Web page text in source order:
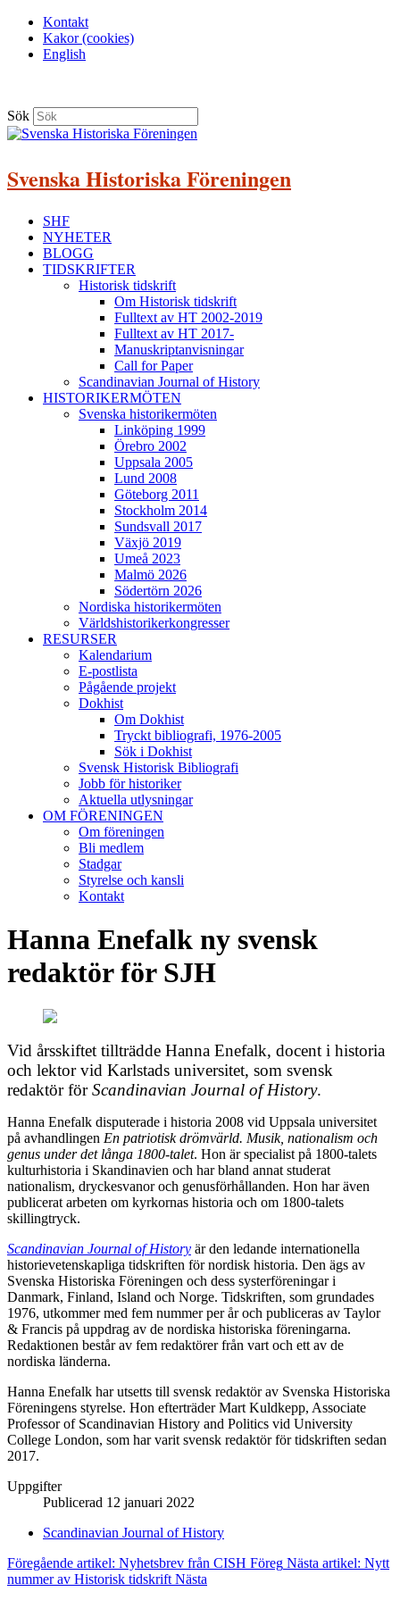
Kontakt
Kakor (cookies)
English
Sök
Svenska Historiska Föreningen
SHF
NYHETER
BLOGG
TIDSKRIFTER
Historisk tidskrift
Om Historisk tidskrift
Fulltext av HT 2002-2019
Fulltext av HT 2017-
Manuskriptanvisningar
Call for Paper
Scandinavian Journal of History
HISTORIKERMÖTEN
Svenska historikermöten
Linköping 1999
Örebro 2002
Uppsala 2005
Lund 2008
Göteborg 2011
Stockholm 2014
Sundsvall 2017
Växjö 2019
Umeå 2023
Malmö 2026
Södertörn 2026
Nordiska historikermöten
Världshistorikerkongresser
RESURSER
Kalendarium
E-postlista
Pågående projekt
Dokhist
Om Dokhist
Tryckt bibliografi, 1976-2005
Sök i Dokhist
Svensk Historisk Bibliografi
Jobb för historiker
Aktuella utlysningar
OM FÖRENINGEN
Om föreningen
Bli medlem
Stadgar
Styrelse och kansli
Kontakt
Hanna Enefalk ny svensk
redaktör för SJH
Vid årsskiftet tillträdde Hanna Enefalk, docent i historia
och lektor vid Karlstads universitet, som svensk
redaktör förScandinavian Journal of History.
Hanna Enefalk disputerade i historia 2008 vid Uppsala universitet
på avhandlingen En patriotisk drömvärld. Musik, nationalism och
genus under det långa 1800-talet. Hon är specialist på 1800-talets
kulturhistoria i Skandinavien och har bland annat studerat
nationalism, dryckesvanor och genusförhållanden. Hon har även
publicerat arbeten om kyrkornas historia och om 1800-talets
skillingtryck.
Scandinavian Journal of History är den ledande internationella
historievetenskapliga tidskriften för nordisk historia. Den ägs av
Svenska Historiska Föreningen och dess systerföreningar i
Danmark, Finland, Island och Norge. Tidskriften, som grundades
1976, utkommer med fem nummer per år och publiceras av Taylor
& Francis på uppdrag av de nordiska historiska föreningarna.
Redaktionen består av fem redaktörer från vart och ett av de
nordiska länderna.
Hanna Enefalk har utsetts till svensk redaktör av Svenska Historiska
Föreningens styrelse. Hon efterträder Mart Kuldkepp, Associate
Professor of Scandinavian History and Politics vid University
College London, som har varit svensk redaktör för tidskriften sedan
2017.
Uppgifter
Publicerad 12 januari 2022
Scandinavian Journal of History
Föregående artikel: Nyhetsbrev från CISH Föreg Nästa artikel: Nytt
nummer av Historisk tidskrift Nästa